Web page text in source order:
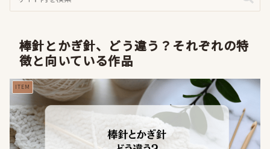
棒針とかぎ針、どう違う？それぞれの特
徴と向いている作品
ITEM